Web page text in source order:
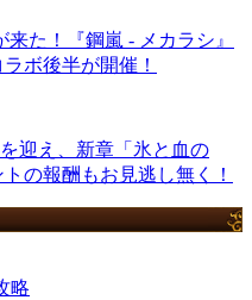
た！『鋼嵐 - メカラシ』
ボ後半が開催！
迎え、新章「氷と血の
の報酬もお見逃し無く！
略